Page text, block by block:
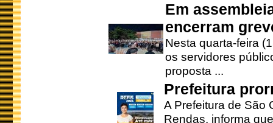
Em
encerram
Nesta quarta-feira
os servidores
proposta ...
Prefeitura
A Prefeitura de São
Rendas, informa